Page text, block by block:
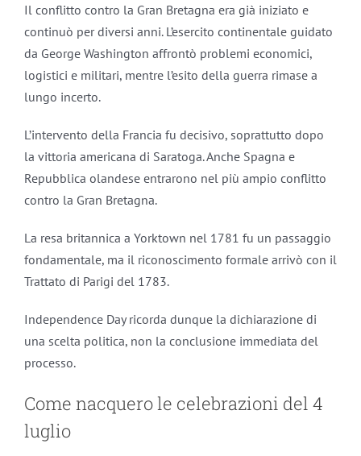
Il conflitto contro la Gran Bretagna era già iniziato e
continuò per diversi anni. L’esercito continentale guidato
da George Washington affrontò problemi economici,
logistici e militari, mentre l’esito della guerra rimase a
lungo incerto.
L’intervento della Francia fu decisivo, soprattutto dopo
la vittoria americana di Saratoga. Anche Spagna e
Repubblica olandese entrarono nel più ampio conflitto
contro la Gran Bretagna.
La resa britannica a Yorktown nel 1781 fu un passaggio
fondamentale, ma il riconoscimento formale arrivò con il
Trattato di Parigi del 1783.
Independence Day ricorda dunque la dichiarazione di
una scelta politica, non la conclusione immediata del
processo.
Come nacquero le celebrazioni del 4
luglio